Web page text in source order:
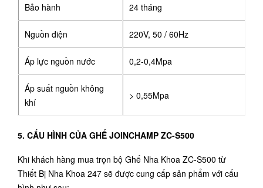
Bảo hành 24 tháng
Nguồn điện 220V, 50 / 60Hz
Áp lực nguồn nước 0,2-0,4Mpa
Áp suất nguồn không
khí
> 0,55Mpa
5. CẤU HÌNH CỦA GHẾ JOINCHAMP ZC-S500
Khi khách hàng mua trọn bộ Ghế Nha Khoa ZC-S500 từ
Thiết Bị Nha Khoa 247 sẽ được cung cấp sản phẩm với cấu